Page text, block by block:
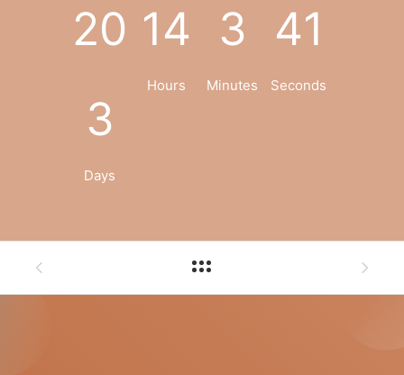
20
3
Days
14
Hours
3
Minutes
40
Seconds